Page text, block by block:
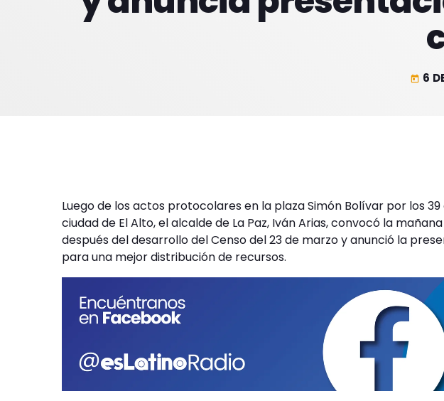
today 6
Luego de los actos protocolares en la plaza Simón Bolívar por los
ciudad de El Alto, el alcalde de La Paz, Iván Arias, convocó la
después del desarrollo del Censo del 23 de marzo y anunció la
para una mejor distribución de recursos.